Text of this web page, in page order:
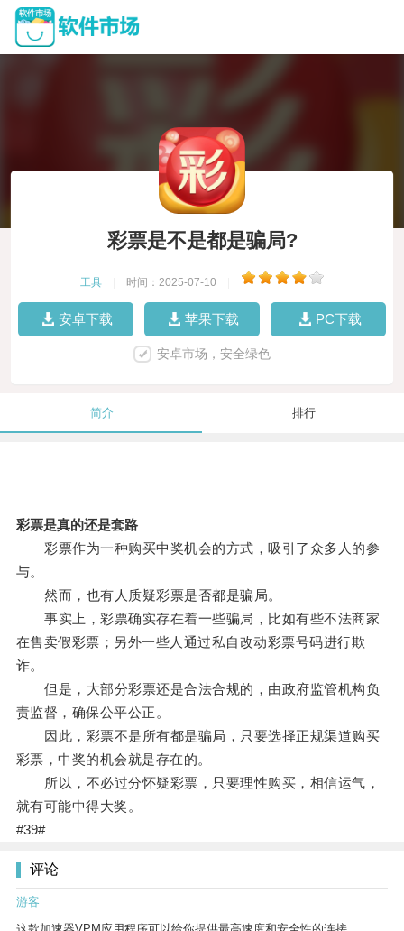
彩票是不是都是骗局?
工具 时间：2025-07-10
安卓下载 苹果下载 PC下载
安卓市场，安全绿色
简介 排行
彩票是真的还是套路
彩票作为一种购买中奖机会的方式，吸引了众多人的参
与。
然而，也有人质疑彩票是否都是骗局。
事实上，彩票确实存在着一些骗局，比如有些不法商家
在售卖假彩票；另外一些人通过私自改动彩票号码进行欺
诈。
但是，大部分彩票还是合法合规的，由政府监管机构负
责监督，确保公平公正。
因此，彩票不是所有都是骗局，只要选择正规渠道购买
彩票，中奖的机会就是存在的。
所以，不必过分怀疑彩票，只要理性购买，相信运气，
就有可能中得大奖。
#39#
评论
游客